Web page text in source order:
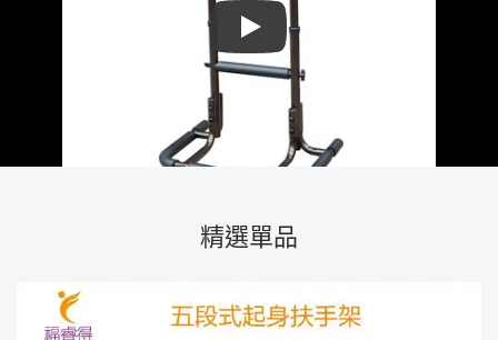
Play
精選單品